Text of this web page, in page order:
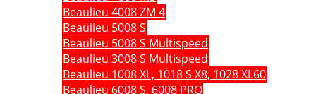
Beaulieu 4008 ZM 4
Beaulieu 5008 S
Beaulieu 5008 S Multispeed
Beaulieu 3008 S Multispeed
Beaulieu 1008 XL, 1018 S X8, 1028 XL60
Beaulieu 6008 S, 6008 PRO